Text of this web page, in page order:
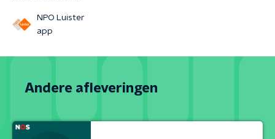
NPO Luister
app
Andere afleveringen